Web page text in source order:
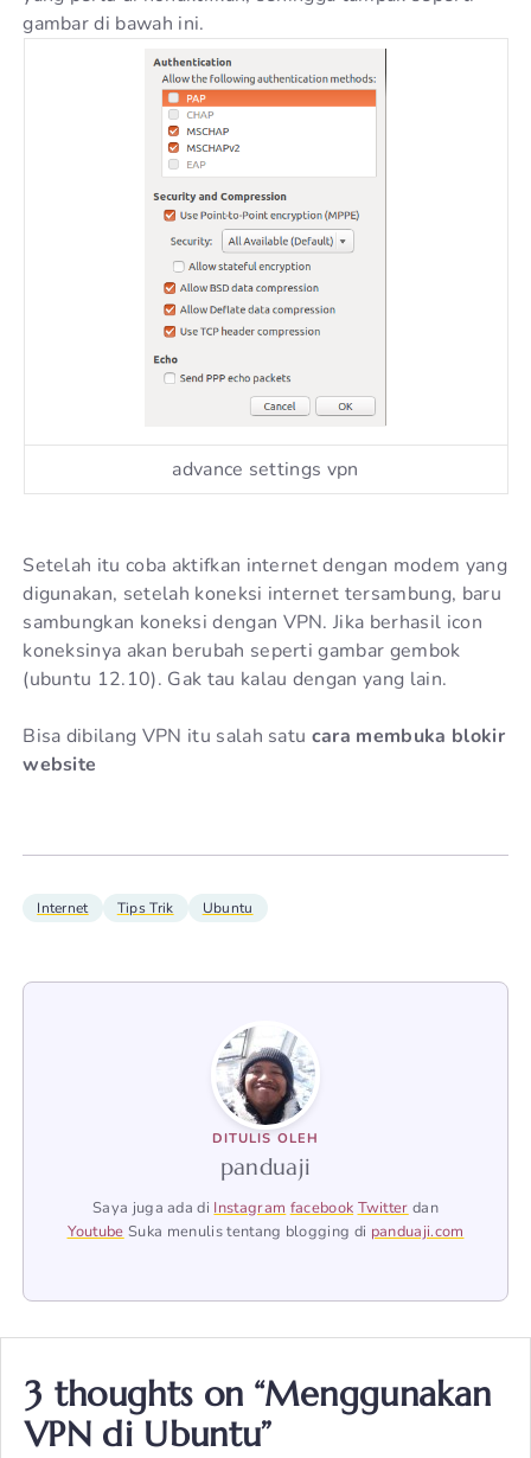
gambar di bawah ini.
advance settings vpn
Setelah itu coba aktifkan internet dengan modem yang
digunakan, setelah koneksi internet tersambung, baru
sambungkan koneksi dengan VPN. Jika berhasil icon
koneksinya akan berubah seperti gambar gembok
(ubuntu 12.10). Gak tau kalau dengan yang lain.
Bisa dibilang VPN itu salah satu cara membuka blokir
website
Internet Tips Trik Ubuntu
DITULIS OLEH
panduaji
Saya juga ada di Instagram facebook Twitter dan
Youtube Suka menulis tentang blogging di panduaji.com
3 thoughts on “Menggunakan
VPN di Ubuntu”